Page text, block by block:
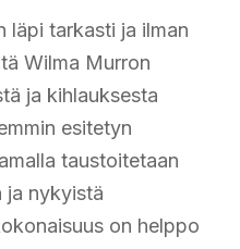
läpi tarkasti ja ilman
Wilma Murron
ja kihlauksesta
esitetyn
taustoitetaan
ja nykyistä
on helppo